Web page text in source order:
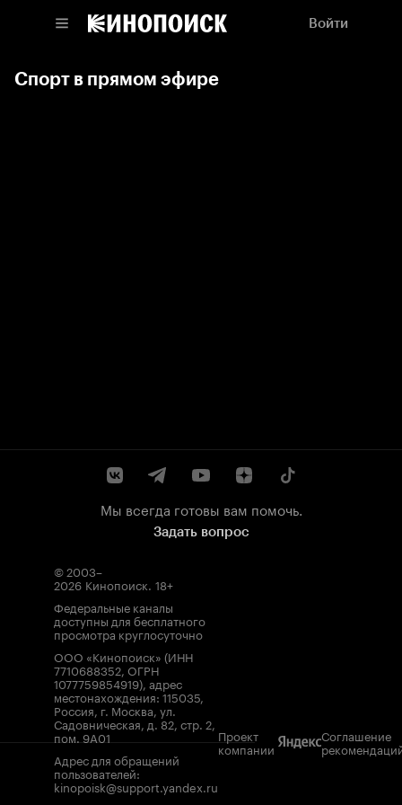
Войти
Спорт в прямом эфире
Мы всегда готовы вам помочь.
Задать вопрос
© 2003–
2026 Кинопоиск. 18+
Федеральные каналы
доступны для бесплатного
просмотра круглосуточно
ООО «Кинопоиск» (ИНН
7710688352, ОГРН
1077759854919), адрес
местонахождения: 115035,
Россия, г. Москва, ул.
Садовническая, д. 82, стр. 2,
пом. 9А01
Адрес для обращений
пользователей:
kinopoisk@support.yandex.ru
Проект
компании
Соглашение